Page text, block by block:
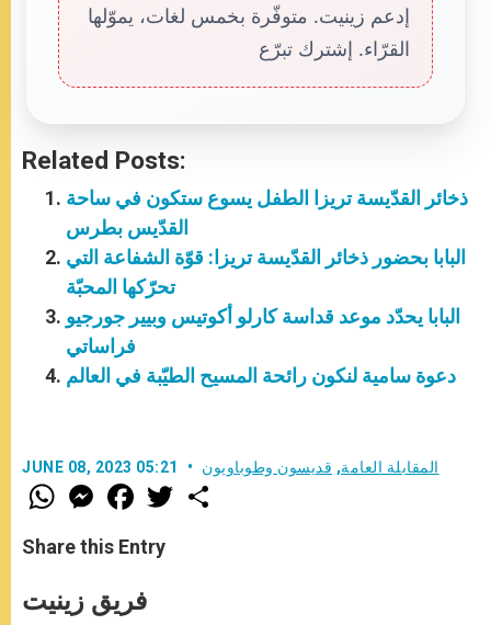
إدعم زينيت. متوفّرة بخمس لغات، يموّلها
القرّاء. إشترك تبرّع
Related Posts:
ذخائر القدّيسة تريزا الطفل يسوع ستكون في ساحة
القدّيس بطرس
البابا بحضور ذخائر القدّيسة تريزا: قوّة الشفاعة التي
تحرّكها المحبّة
البابا يحدّد موعد قداسة كارلو أكوتيس وبيير جورجيو
فراساتي
دعوة سامية لنكون رائحة المسيح الطيّبة في العالم
JUNE 08, 2023 05:21 المقابلة العامة, قديسون وطوباويون
W
h
t
s
p
p
M
e
s
e
g
e
F
a
e
b
o
k
w
Share this Entry
فريق زينيت